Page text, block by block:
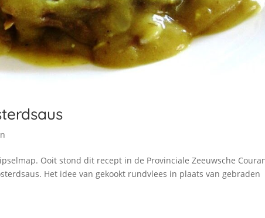
Ooit stond dit recept in de Provinciale Zeeuwsche
Het idee van gekookt rundvlees in plaats van gebraden